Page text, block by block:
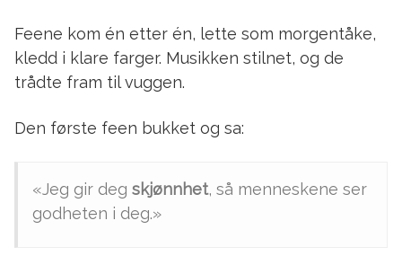
Feene kom én etter én, lette som morgentåke,
kledd i klare farger. Musikken stilnet, og de
trådte fram til vuggen.
Den første feen bukket og sa:
«Jeg gir deg skjønnhet, så menneskene ser
godheten i deg.»